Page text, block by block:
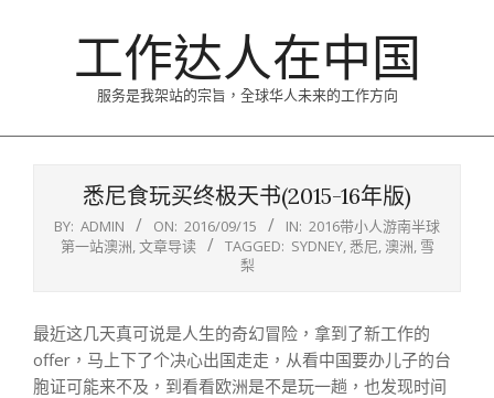
工作达人在中国
服务是我架站的宗旨，全球华人未来的工作方向
悉尼食玩买终极天书(2015-16年版)
BY: ADMIN ON: 2016/09/15 IN: 2016带小人游南半球
第一站澳洲,文章导读 TAGGED: SYDNEY,悉尼,澳洲, 雪
梨
最近这几天真可说是人生的奇幻冒险，拿到了新工作的
offer，马上下了个决心出国走走，从看中国要办儿子的台
胞证可能来不及，到看看欧洲是不是玩一趟，也发现时间